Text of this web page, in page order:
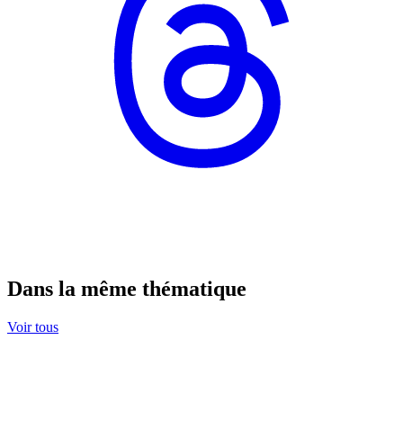
Dans la même thématique
Voir tous